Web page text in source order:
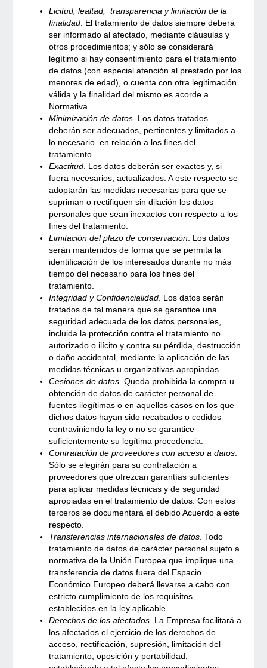
Licitud, lealtad, transparencia y limitación de la
finalidad . El tratamiento de datos siempre deberá
ser informado al afectado, mediante cláusulas y
otros procedimientos; y sólo se considerará
legítimo si hay consentimiento para el tratamiento
de datos (con especial atención al prestado por los
menores de edad), o cuenta con otra legitimación
válida y la finalidad del mismo es acorde a
Normativa.
Minimización de datos . Los datos tratados
deberán ser adecuados, pertinentes y limitados a
lo necesario en relación a los fines del
tratamiento.
Exactitud . Los datos deberán ser exactos y, si
fuera necesarios, actualizados. A este respecto se
adoptarán las medidas necesarias para que se
supriman o rectifiquen sin dilación los datos
personales que sean inexactos con respecto a los
fines del tratamiento.
Limitación del plazo de conservación . Los datos
serán mantenidos de forma que se permita la
identificación de los interesados durante no más
tiempo del necesario para los fines del
tratamiento.
Integridad y Confidencialidad . Los datos serán
tratados de tal manera que se garantice una
seguridad adecuada de los datos personales,
incluida la protección contra el tratamiento no
autorizado o ilícito y contra su pérdida, destrucción
o daño accidental, mediante la aplicación de las
medidas técnicas u organizativas apropiadas.
Cesiones de datos . Queda prohibida la compra u
obtención de datos de carácter personal de
fuentes ilegítimas o en aquellos casos en los que
dichos datos hayan sido recabados o cedidos
contraviniendo la ley o no se garantice
suficientemente su legítima procedencia.
Contratación de proveedores con acceso a datos
Sólo se elegirán para su contratación a
proveedores que ofrezcan garantías suficientes
para aplicar medidas técnicas y de seguridad
apropiadas en el tratamiento de datos. Con estos
terceros se documentará el debido Acuerdo a este
respecto.
Transferencias internacionales de datos . Todo
tratamiento de datos de carácter personal sujeto a
normativa de la Unión Europea que implique una
transferencia de datos fuera del Espacio
Económico Europeo deberá llevarse a cabo con
estricto cumplimiento de los requisitos
establecidos en la ley aplicable.
Derechos de los afectados . La Empresa facilitará a
los afectados el ejercicio de los derechos de
acceso, rectificación, supresión, limitación del
tratamiento, oposición y portabilidad,